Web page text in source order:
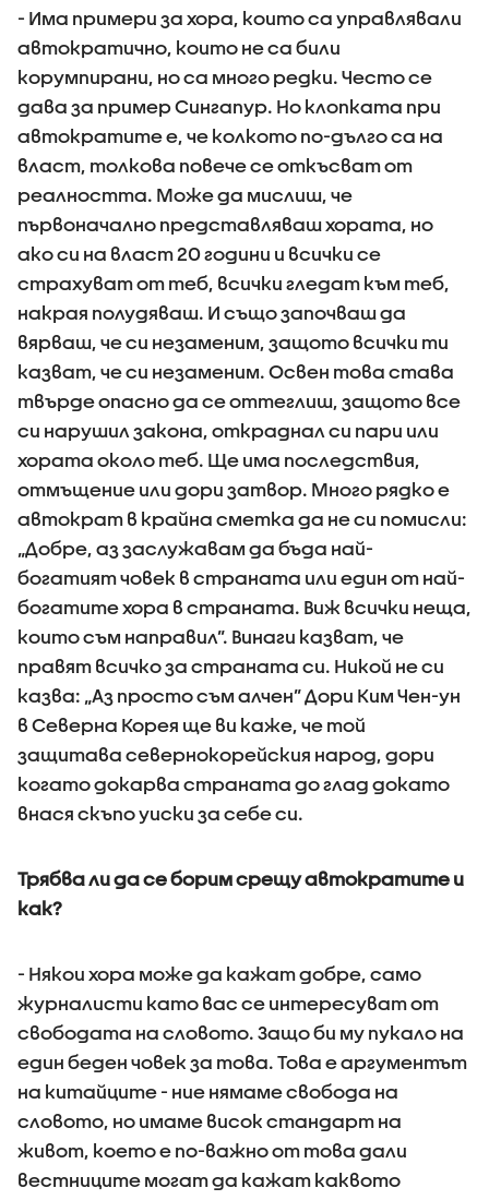
- Има примери за хора, които са управлявали
автократично, които не са били
корумпирани, но са много редки. Често се
дава за пример Сингапур. Но клопката при
автократите е, че колкото по-дълго са на
власт, толкова повече се откъсват от
реалността. Може да мислиш, че
първоначално представляваш хората, но
ако си на власт 20 години и всички се
страхуват от теб, всички гледат към теб,
накрая полудяваш. И също започваш да
вярваш, че си незаменим, защото всички ти
казват, че си незаменим. Освен това става
твърде опасно да се оттеглиш, защото все
си нарушил закона, откраднал си пари или
хората около теб. Ще има последствия,
отмъщение или дори затвор. Много рядко е
автократ в крайна сметка да не си помисли:
„Добре, аз заслужавам да бъда най-
богатият човек в страната или един от най-
богатите хора в страната. Виж всички неща,
които съм направил”. Винаги казват, че
правят всичко за страната си. Никой не си
казва: „Аз просто съм алчен” Дори Ким Чен-ун
в Северна Корея ще ви каже, че той
защитава севернокорейския народ, дори
когато докарва страната до глад докато
внася скъпо уиски за себе си.
Трябва ли да се борим срещу автократите и
как?
- Някои хора може да кажат добре, само
журналисти като вас се интересуват от
свободата на словото. Защо би му пукало на
един беден човек за това. Това е аргументът
на китайците - ние нямаме свобода на
словото, но имаме висок стандарт на
живот, което е по-важно от това дали
вестниците могат да кажат каквото